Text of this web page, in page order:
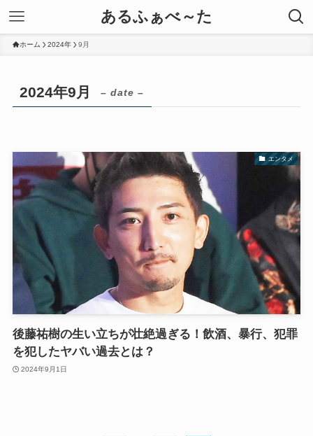
あるふぁべ～た
ホーム 2024年 9月
2024年9月 – date –
エンタメ
後藤祐樹の生い立ちが壮絶過ぎる！飲酒、暴行、犯罪
を犯したヤバい過去とは？
2024年9月1日